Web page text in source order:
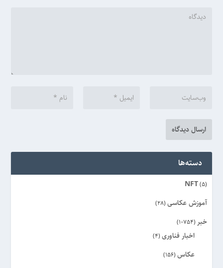
دسته‌ها
NFT(5)
آموزش عکاسی (28)
خبر (10754)
اخبار فناوری (4)
عکاس (156)